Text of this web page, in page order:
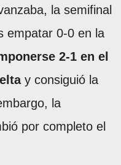
la semifinal
empatar 0-0 en la
2-1 en el
y consiguió la
la
por completo el